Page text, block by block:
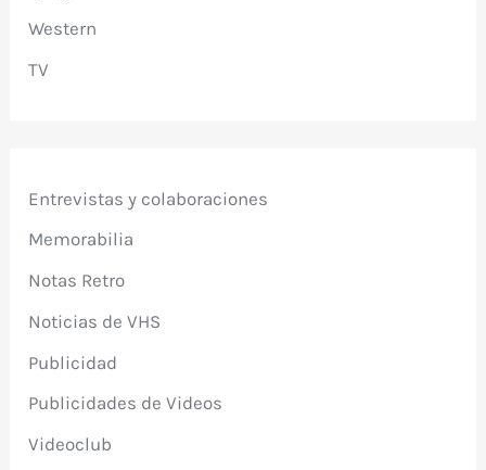
Western
TV
Entrevistas y colaboraciones
Memorabilia
Notas Retro
Noticias de VHS
Publicidad
Publicidades de Videos
Videoclub